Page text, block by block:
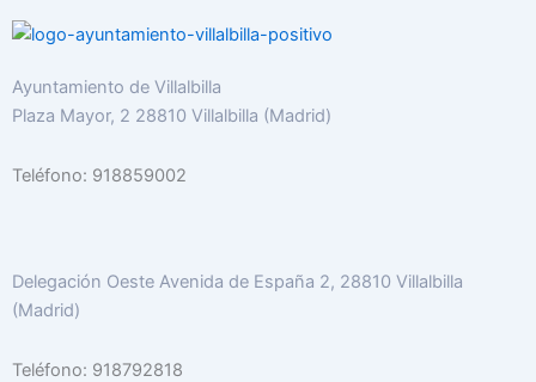
Ayuntamiento de Villalbilla
Plaza Mayor, 2 28810 Villalbilla (Madrid)
Teléfono: 918859002
Delegación Oeste Avenida de España 2, 28810 Villalbilla
(Madrid)
Teléfono: 918792818